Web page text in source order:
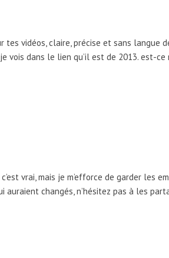
tes vidéos, claire, précise et sans langue
vois dans le lien qu’il est de 2013. est-
vrai, mais je m’efforce de garder les
auraient changés, n’hésitez pas à les